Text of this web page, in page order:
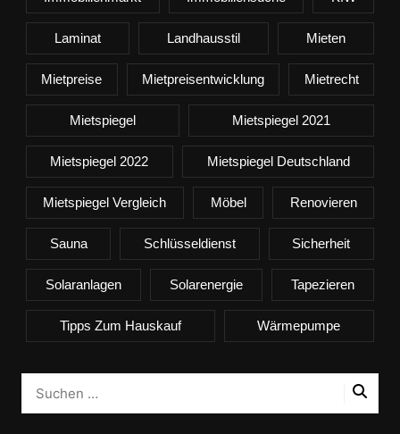
Laminat Landhausstil Mieten
Mietpreise Mietpreisentwicklung Mietrecht
Mietspiegel Mietspiegel 2021
Mietspiegel 2022 Mietspiegel Deutschland
Mietspiegel Vergleich Möbel Renovieren
Sauna Schlüsseldienst Sicherheit
Solaranlagen Solarenergie Tapezieren
Tipps Zum Hauskauf Wärmepumpe